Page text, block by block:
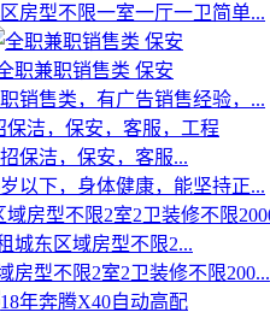
房型不限一室一厅一卫简单...
职兼职销售类 保安
销售类，有广告销售经验，...
保洁，保安，客服...
以下，身体健康，能坚持正...
城东区域房型不限2...
房型不限2室2卫装修不限200...